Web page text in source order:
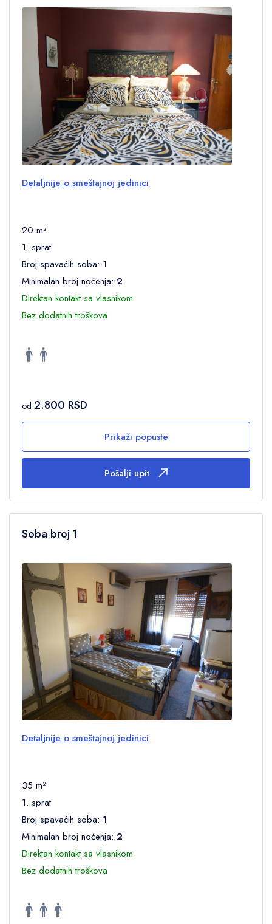
Detaljnije o smeštajnoj jedinici
20 m²
1. sprat
Broj spavaćih soba: 1
Minimalan broj noćenja: 2
Direktan kontakt sa vlasnikom
Bez dodatnih troškova
od 2.800 RSD
Prikaži popuste
Pošalji upit
Soba broj 1
Detaljnije o smeštajnoj jedinici
35 m²
1. sprat
Broj spavaćih soba: 1
Minimalan broj noćenja: 2
Direktan kontakt sa vlasnikom
Bez dodatnih troškova